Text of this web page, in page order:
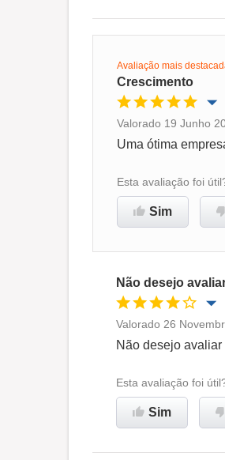
Avaliação mais
Crescimento
Oportunidade de
Ambiente de
Recomenda
Valorado 19 Junho
Uma ótima
Esta avaliação foi
Sim
Não desejo
Oportunidade de
Ambiente de
Recomenda
Valorado 26
Não desejo
Esta avaliação foi
Sim